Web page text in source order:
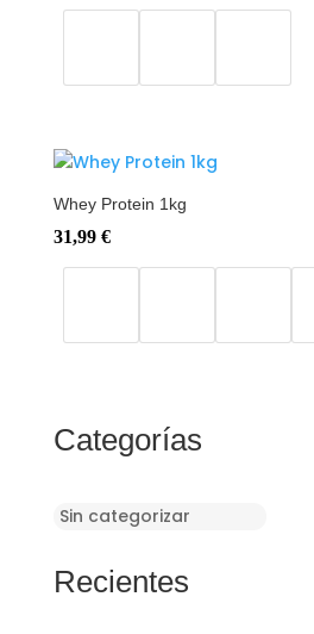
Whey Protein 1kg
31,99 €
Categorías
Sin categorizar
Recientes